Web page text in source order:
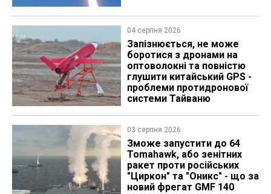
04 серпня 2026
Запізнюється, не може
боротися з дронами на
оптоволокні та повністю
глушити китайський GPS -
проблеми протидронової
системи Тайваню
03 серпня 2026
Зможе запустити до 64
Tomahawk, або зенітних
ракет проти російських
"Циркон" та "Оникс" - що за
новий фрегат GMF 140